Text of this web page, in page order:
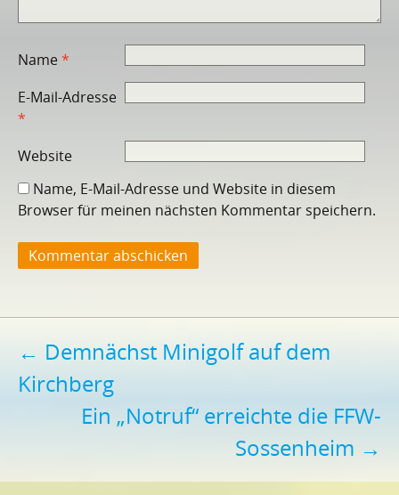
Name*
E-Mail-Adresse
*
Website
Name, E-Mail-Adresse und Website in diesem
Browser für meinen nächsten Kommentar speichern.
Beitragsnavigation
← Demnächst Minigolf auf dem
Kirchberg
Ein „Notruf“ erreichte die FFW-
Sossenheim →